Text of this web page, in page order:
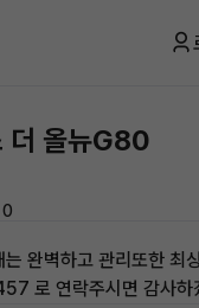
더 올뉴G80
0
완벽하고 관리또한 최
로 연락주시면 감사하